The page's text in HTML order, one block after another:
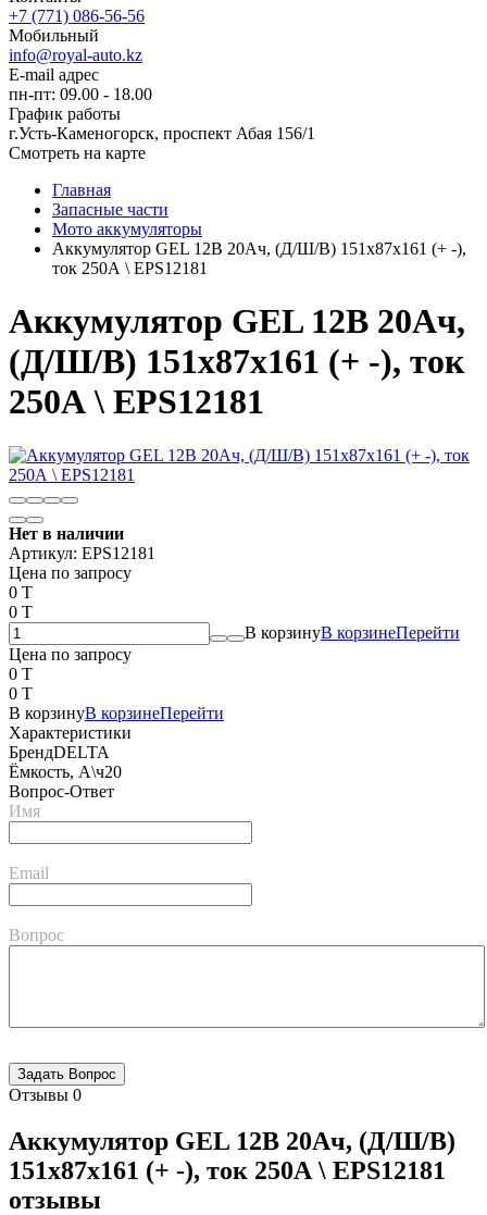
+7 (771) 086-56-56
Мобильный
info@royal-auto.kz
E-mail адрес
пн-пт: 09.00 - 18.00
График работы
г.Усть-Каменогорск, проспект Абая 156/1
Смотреть на карте
Главная
Запасные части
Мото аккумуляторы
Аккумулятор GEL 12В 20Ач, (Д/Ш/В) 151x87x161 (+ -),
ток 250А \ EPS12181
Аккумулятор GEL 12В 20Ач,
(Д/Ш/В) 151x87x161 (+ -), ток
250А \ EPS12181
Нет в наличии
Артикул: EPS12181
Цена по запросу
0 T
0 T
В корзинуВ корзинеПерейти
Цена по запросу
0 T
0 T
В корзинуВ корзинеПерейти
Характеристики
БрендDELTA
Ёмкость, А\ч20
Вопрос-Ответ
Имя
Email
Вопрос
Отзывы 0
Аккумулятор GEL 12В 20Ач, (Д/Ш/В)
151x87x161 (+ -), ток 250А \ EPS12181
отзывы